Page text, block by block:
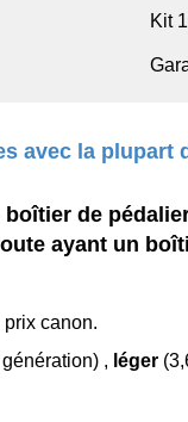
Kit
avec la plupart
de
ayant un
canon.
, léger